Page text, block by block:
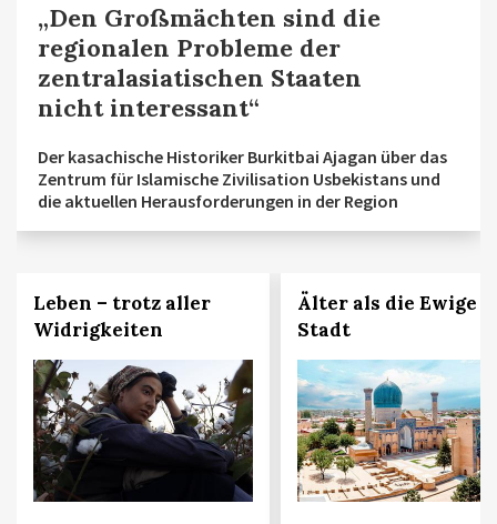
„Den Großmächten sind die
regionalen Probleme der
zentralasiatischen Staaten
nicht interessant“
Der kasachische Historiker Burkitbai Ajagan über das
Zentrum für Islamische Zivilisation Usbekistans und
die aktuellen Herausforderungen in der Region
Leben – trotz aller
Widrigkeiten
Älter als die Ewige
Stadt